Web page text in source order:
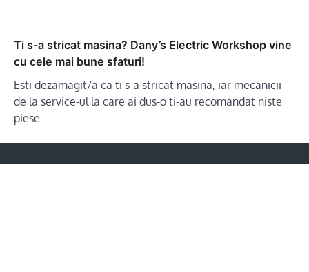
Ti s-a stricat masina? Dany’s Electric Workshop vine
cu cele mai bune sfaturi!
Esti dezamagit/a ca ti s-a stricat masina, iar mecanicii
de la service-ul la care ai dus-o ti-au recomandat niste
piese…